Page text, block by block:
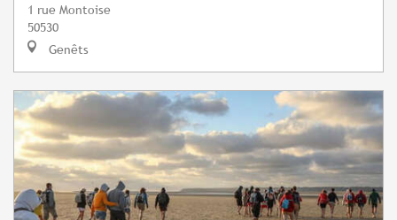
1 rue Montoise
50530
Genêts